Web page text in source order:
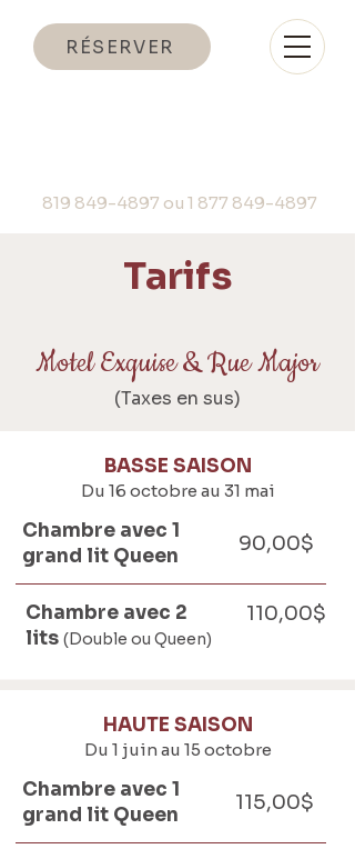
819 849-4897 ou
RÉSERVER
1 877 849-4897
Tarifs
Motel Exquise & Rue Major
(Taxes en sus)
BASSE SAISON
Du 16 octobre au 31 mai
Chambre avec 1
grand lit Queen
90,00$
Chambre avec 2
lits (Double ou Queen)
110,00$
HAUTE SAISON
Du 1 juin au 15 octobre
Chambre avec 1
grand lit Queen
115,00$